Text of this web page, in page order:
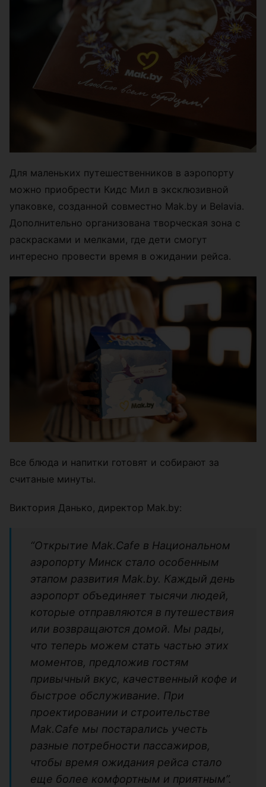
Для маленьких путешественников в аэропорту
можно приобрести Кидс Мил в эксклюзивной
упаковке, созданной совместно Mak.by и Belavia.
Дополнительно организована творческая зона с
раскрасками и мелками, где дети смогут
интересно провести время в ожидании рейса.
Все блюда и напитки готовят и собирают за
считаные минуты.
Виктория Данько, директор Mak.by:
“Открытие Mak.Cafe в Национальном
аэропорту Минск стало особенным
этапом развития Mak.by. Каждый день
аэропорт объединяет тысячи людей,
которые отправляются в путешествия
или возвращаются домой. Мы рады,
что теперь можем стать частью этих
моментов, предложив гостям
привычный вкус, качественный кофе и
быстрое обслуживание. При
проектировании и строительстве
Mak.Cafe мы постарались учесть
разные потребности пассажиров,
чтобы время ожидания рейса стало
еще более комфортным и приятным”.